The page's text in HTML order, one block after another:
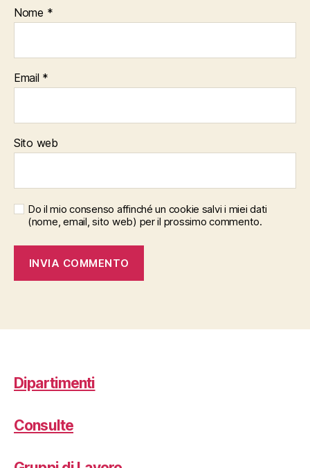
Nome *
Email *
Sito web
Do il mio consenso affinché un cookie salvi i miei dati
(nome, email, sito web) per il prossimo commento.
Dipartimenti
Consulte